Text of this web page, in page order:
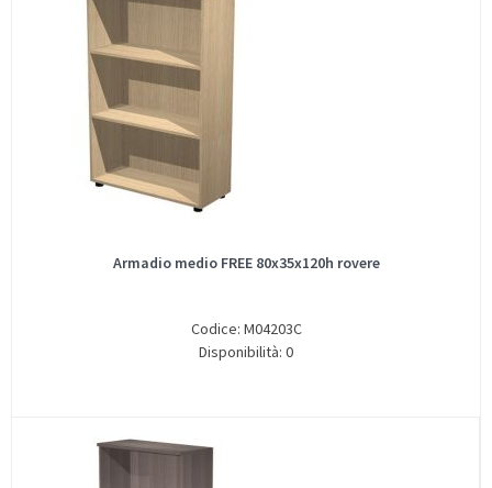
Armadio medio FREE 80x35x120h rovere
Codice: M04203C
Disponibilità: 0